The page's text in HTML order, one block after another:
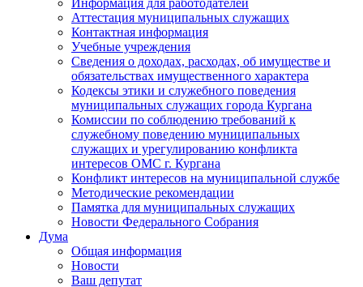
Информация для работодателей
Аттестация муниципальных служащих
Контактная информация
Учебные учреждения
Сведения о доходах, расходах, об имуществе и
обязательствах имущественного характера
Кодексы этики и служебного поведения
муниципальных служащих города Кургана
Комиссии по соблюдению требований к
служебному поведению муниципальных
служащих и урегулированию конфликта
интересов ОМС г. Кургана
Конфликт интересов на муниципальной службе
Методические рекомендации
Памятка для муниципальных служащих
Новости Федерального Cобрания
Дума
Общая информация
Новости
Ваш депутат